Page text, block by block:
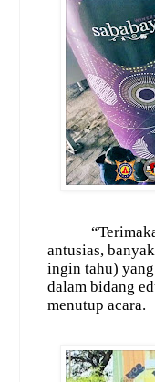
antusias,
ingin tahu)
dalam bidang
menutup acara.